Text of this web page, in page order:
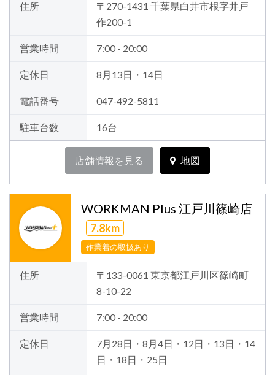
住所
〒270-1431 千葉県白井市根字井戸
作200-1
営業時間 7:00 - 20:00
定休日 8月13日・14日
電話番号 047-492-5811
駐車台数 16台
店舗情報を見る 地図
WORKMAN Plus 江戸川篠崎店
7.8km
作業着の取扱あり
住所
〒133-0061 東京都江戸川区篠崎町
8-10-22
営業時間 7:00 - 20:00
定休日
7月28日・8月4日・12日・13日・14
日・18日・25日